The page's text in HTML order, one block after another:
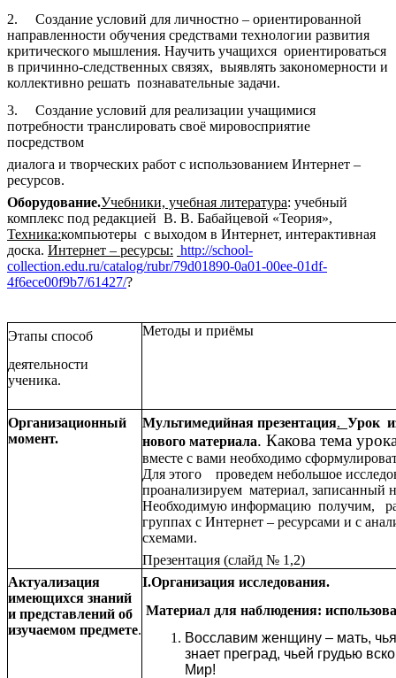
2. Создание условий для личностно – ориентированной
направленности обучения средствами технологии развития
критического мышления. Научить учащихся ориентироваться
в причинно-следственных связях, выявлять закономерности и
коллективно решать познавательные задачи.
3. Создание условий для реализации учащимися
потребности транслировать своё мировосприятие
посредством
диалога и творческих работ с использованием Интернет –
ресурсов.
Оборудование.Учебники, учебная литература: учебный
комплекс под редакцией В. В. Бабайцевой «Теория»,
Техника:компьютеры с выходом в Интернет, интерактивная
доска. Интернет – ресурсы: http://school-
collection.edu.ru/catalog/rubr/79d01890-0a01-00ee-01df-
4f6ece00f9b7/61427/?
Этапы способ
деятельности
ученика.
Методы и приёмы
Организационный
момент.
Мультимедийная презентация. Урок
нового материала. Какова тема
вместе с вами необходимо
Для этого проведем небольшое
проанализируем материал, записанный
Необходимую информацию получим,
группах с Интернет – ресурсами и с
схемами.
Презентация (слайд № 1,2)
Актуализация
имеющихся знаний
и представлений об
изучаемом предмете.
I.Организация исследования.
Материал для наблюдения:
Восславим женщину – мать,
знает преград, чьей грудью
Мир!